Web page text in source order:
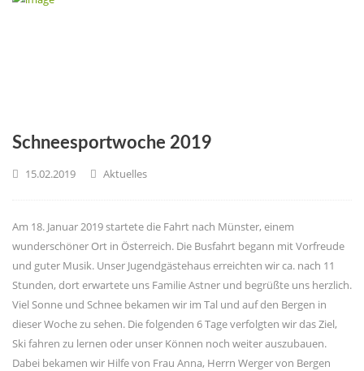
Schneesportwoche 2019
15.02.2019 Aktuelles
Am 18. Januar 2019 startete die Fahrt nach Münster, einem
wunderschöner Ort in Österreich. Die Busfahrt begann mit Vorfreude
und guter Musik. Unser Jugendgästehaus erreichten wir ca. nach 11
Stunden, dort erwartete uns Familie Astner und begrüßte uns herzlich.
Viel Sonne und Schnee bekamen wir im Tal und auf den Bergen in
dieser Woche zu sehen. Die folgenden 6 Tage verfolgten wir das Ziel,
Ski fahren zu lernen oder unser Können noch weiter auszubauen.
Dabei bekamen wir Hilfe von Frau Anna, Herrn Werger von Bergen